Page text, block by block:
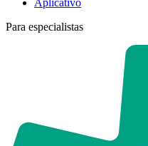
Para especialistas